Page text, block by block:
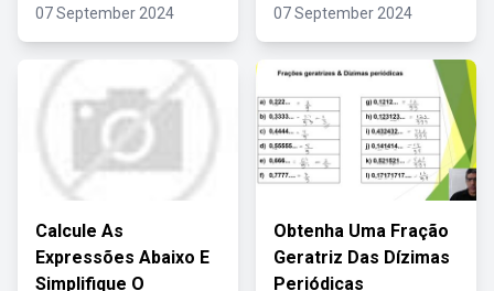
07 September 2024 07 September 2024
Calcule As
Expressões Abaixo E
Simplifique O
Obtenha Uma Fração
Geratriz Das Dízimas
Periódicas